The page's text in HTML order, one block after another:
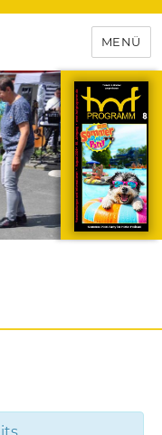
MENÜ